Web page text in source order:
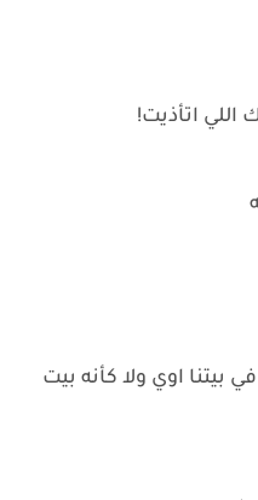
اتأذيت!
بيتنا اوي ولا كأنه بيت